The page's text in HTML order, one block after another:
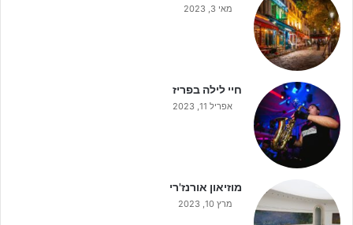
מאי 3, 2023
חיי לילה בפריז
אפריל 11, 2023
מוזיאון אורנז'רי
מרץ 10, 2023